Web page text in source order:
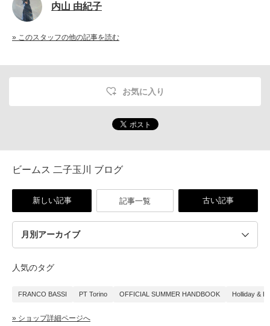
内山 由紀子
» このスタッフの他の記事を読む
お気に入り
ビームス 二子玉川 ブログ
新しい記事 記事一覧 古い記事
人気のタグ
FRANCO BASSI PT Torino OFFICIAL SUMMER HANDBOOK Holliday &
» ショップ詳細ページへ